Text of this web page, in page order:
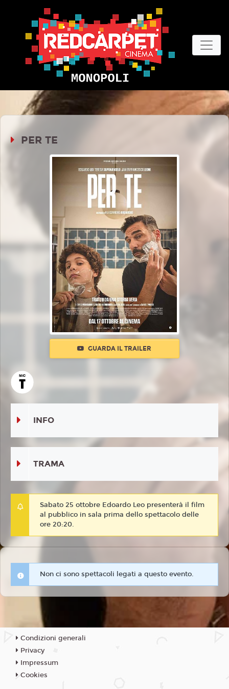
PER TE
GUARDA IL TRAILER
INFO
TRAMA
Sabato 25 ottobre Edoardo Leo presenterà il film
al pubblico in sala prima dello spettacolo delle
ore 20:20.
Non ci sono spettacoli legati a questo evento.
Condizioni generali
Privacy
Impressum
Cookies